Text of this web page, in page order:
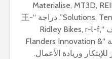
Materialise, MT3D,
Solutions, Tenco DDM, Ugent and Vamac”. دراجة “王-
BIKE” تم دعمها أيضا من طرف “Ridley Bikes, r-l-f,
AMS” وكذلك الوكالة الحكومية “Flanders Innovation &